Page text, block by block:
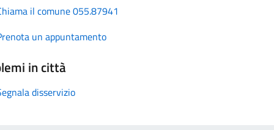
il comune 055.87941
un appuntamento
in città
disservizio